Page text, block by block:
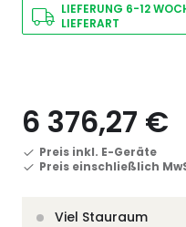
LIEFERUNG 6-12
LIEFERART
6 376,27 €
Preis inkl. E-Geräte
Preis einschließlich
Viel Stauraum